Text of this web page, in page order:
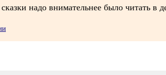
надо внимательнее было читать в